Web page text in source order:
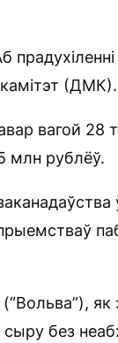
(ДМК).
вагой 28
млн рублёў.
(“Вольва”),
сыру без